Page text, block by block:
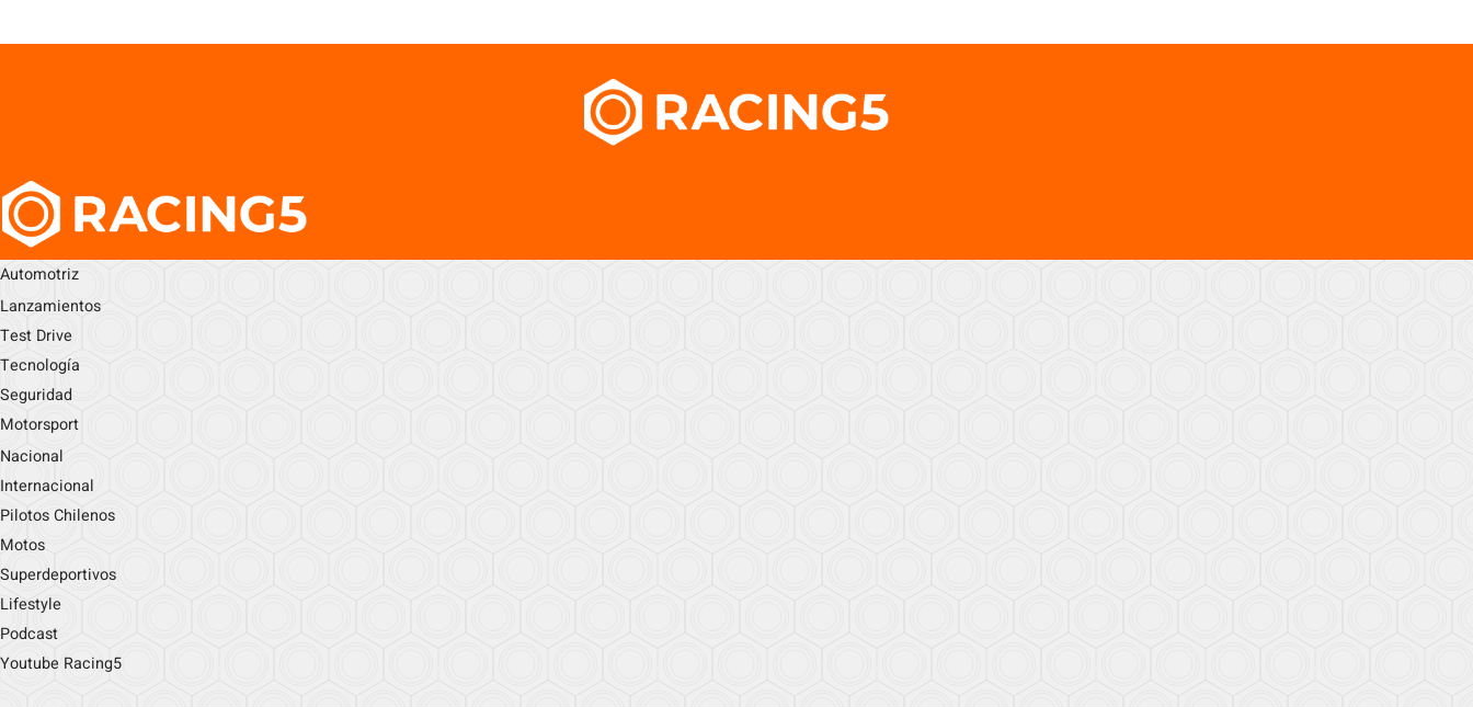
Automotriz
Lanzamientos
Test Drive
Tecnología
Seguridad
Motorsport
Nacional
Internacional
Pilotos Chilenos
Motos
Superdeportivos
Lifestyle
Podcast
Youtube Racing5